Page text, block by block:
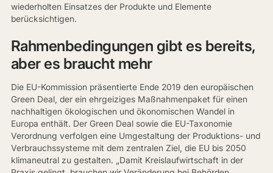
wiederholten Einsatzes der Produkte und Elemente
berücksichtigen.
Rahmenbedingungen gibt es bereits,
aber es braucht mehr
Die EU-Kommission präsentierte Ende 2019 den europäischen
Green Deal, der ein ehrgeiziges Maßnahmenpaket für einen
nachhaltigen ökologischen und ökonomischen Wandel in
Europa enthält. Der Green Deal sowie die EU-Taxonomie
Verordnung verfolgen eine Umgestaltung der Produktions- und
Verbrauchssysteme mit dem zentralen Ziel, die EU bis 2050
klimaneutral zu gestalten. „Damit Kreislaufwirtschaft in der